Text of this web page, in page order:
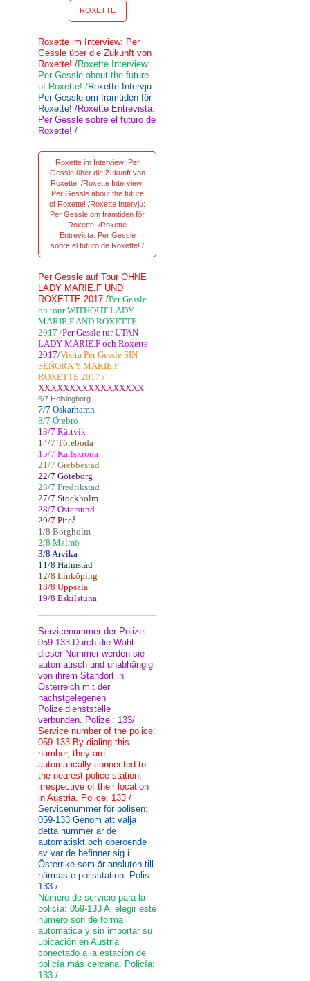
ROXETTE
Roxette im Interview: Per
Gessle über die Zukunft von
Roxette! /Roxette Interview:
Per Gessle about the future
of Roxette! /Roxette Intervju:
Per Gessle om framtiden för
Roxette! /Roxette Entrevista:
Per Gessle sobre el futuro de
Roxette! /
Roxette im Interview: Per
Gessle über die Zukunft von
Roxette! /Roxette Interview:
Per Gessle about the future
of Roxette! /Roxette Intervju:
Per Gessle om framtiden för
Roxette! /Roxette
Entrevista: Per Gessle
sobre el futuro de Roxette! /
Per Gessle auf Tour OHNE
LADY MARIE.F UND
ROXETTE 2017 /Per Gessle
on tour WITHOUT LADY
MARIE.F AND ROXETTE
2017 /Per Gessle tur UTAN
LADY MARIE.F och Roxette
2017/Visita Per Gessle SIN
SEÑORA Y MARIE.F
ROXETTE 2017 /
XXXXXXXXXXXXXXXXX
6/7 Helsingborg
7/7 Oskarhamn
8/7 Örebro
13/7 Rättvik
14/7 Töreboda
15/7 Karlskrona
21/7 Grebbestad
22/7 Göteborg
23/7 Fredrikstad
27/7 Stockholm
28/7 Östersund
29/7 Piteå
1/8 Borgholm
2/8 Malmö
3/8 Arvika
11/8 Halmstad
12/8 Linköping
18/8 Uppsala
19/8 Eskilstuna
Servicenummer der Polizei:
059-133 Durch die Wahl
dieser Nummer werden sie
automatisch und unabhängig
von ihrem Standort in
Österreich mit der
nächstgelegenen
Polizeidienststelle
verbunden. Polizei: 133/
Service number of the police:
059-133 By dialing this
number, they are
automatically connected to
the nearest police station,
irrespective of their location
in Austria. Police: 133 /
Servicenummer för polisen:
059-133 Genom att välja
detta nummer är de
automatiskt och oberoende
av var de befinner sig i
Österrike som är ansluten till
närmaste polisstation. Polis:
133 /
Número de servicio para la
policía: 059-133 Al elegir este
número son de forma
automática y sin importar su
ubicación en Austria
conectado a la estación de
policía más cercana. Policía:
133 /